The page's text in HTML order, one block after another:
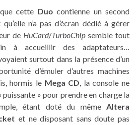
cette Duo contienne un second
qu’elle n’a pas d’écran dédié à gérer
de HuCard/TurboChipsemble tout
à accueillir des adaptateurs…
surtout dans la présence d’un
d’émuler d’autres machines
hormis le Mega CD, la console ne
» pour prendre en charge la
étant doté du même Altera
et ne disposant sans doute pas